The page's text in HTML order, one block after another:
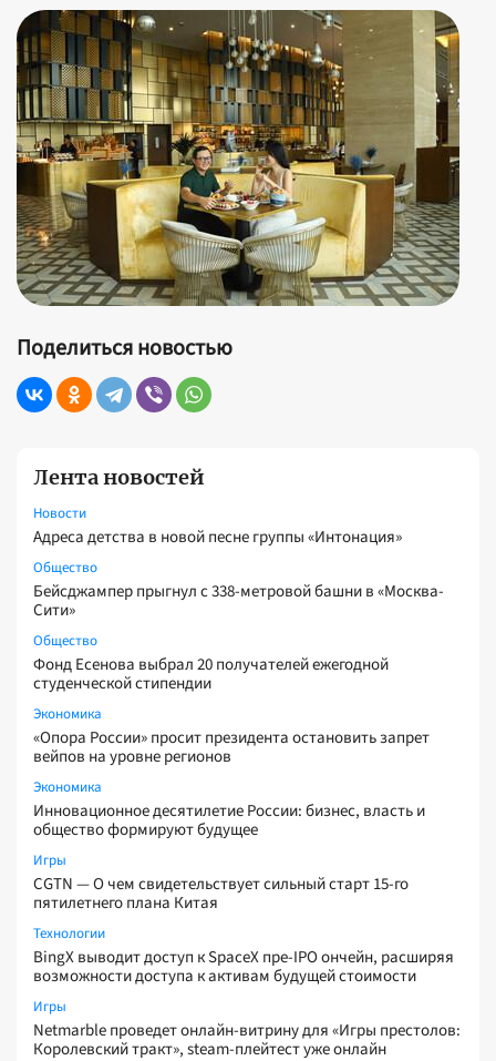
Лента новостей
Новости
Адреса детства в новой песне группы «Интонация»
Общество
Бейсджампер прыгнул с 338-метровой башни в «Москва-
Сити»
Общество
Фонд Есенова выбрал 20 получателей ежегодной
студенческой стипендии
Экономика
«Опора России» просит президента остановить запрет
вейпов на уровне регионов
Экономика
Инновационное десятилетие России: бизнес, власть и
общество формируют будущее
Игры
CGTN — О чем свидетельствует сильный старт 15-го
пятилетнего плана Китая
Технологии
BingX выводит доступ к SpaceX пре-IPO ончейн, расширяя
возможности доступа к активам будущей стоимости
Игры
Netmarble проведет онлайн-витрину для «Игры престолов:
Королевский тракт», steam-плейтест уже онлайн
Поделиться новостью